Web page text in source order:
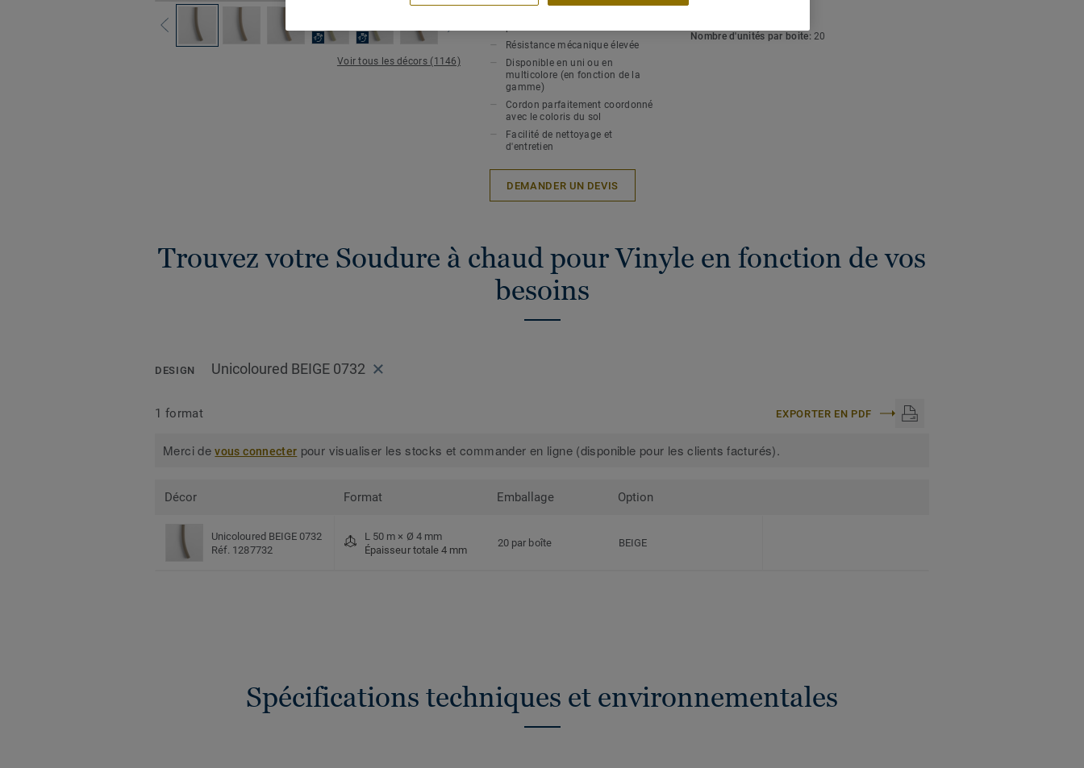
Voir tous les décors (1146)
Soudure à chaud pour une
Résistance mécanique élevée
Disponible en uni ou en
multicolore (en fonction de la
gamme)
Cordon parfaitement coordonné
avec le coloris du sol
Facilité de nettoyage et
d'entretien
Nombre d'unités par boite:20
DEMANDER UN DEVIS
Trouvez votre Soudure à chaud pour Vinyle en fonction de vos
besoins
DESIGN Unicoloured BEIGE 0732
1 format EXPORTER EN PDF
Merci devous connecter pour visualiser les stocks et commander en ligne (disponible pour les clients facturés).
Décor Format Emballage Option
Unicoloured BEIGE 0732
Réf. 1287732
L 50 m × Ø 4 mm
Épaisseur totale 4 mm
20 par boîte BEIGE
Spécifications techniques et environnementales